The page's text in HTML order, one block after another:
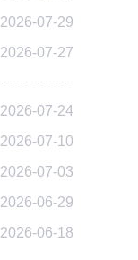
2026-07-29
2026-07-27
2026-07-24
2026-07-10
2026-07-03
2026-06-29
2026-06-18